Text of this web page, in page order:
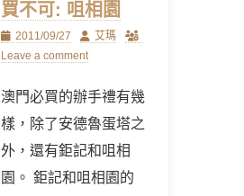
買不可: 咀相園
Posted
on
2011/09/27 Author
艾瑪
Leave a comment
澳門必買的辦手禮有幾
樣，除了安德魯蛋塔之
外，還有鉅記和咀相
園。 鉅記和咀相園的